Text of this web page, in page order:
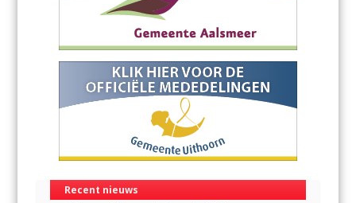
Recent nieuws